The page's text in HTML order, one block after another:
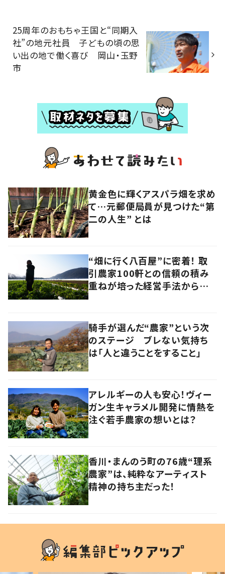
25周年のおもちゃ王国と“同期入
社”の地元社員 子どもの頃の思
い出の地で働く喜び 岡山・玉野
市
黄金色に輝くアスパラ畑を求め
て…元郵便局員が見つけた“第
二の人生” とは
“畑に行く八百屋”に密着！ 取
引農家100軒との信頼の積み
重ねが培った経営手法から見
騎手が選んだ“農家”という次
のステージ ブレない気持ち
は「人と違うことをすること」
アレルギーの人も安心！ヴィー
ガン生キャラメル開発に情熱を
注ぐ若手農家の想いとは？
香川・まんのう町の76歳“理系
農家”は、純粋なアーティスト
精神の持ち主だった！